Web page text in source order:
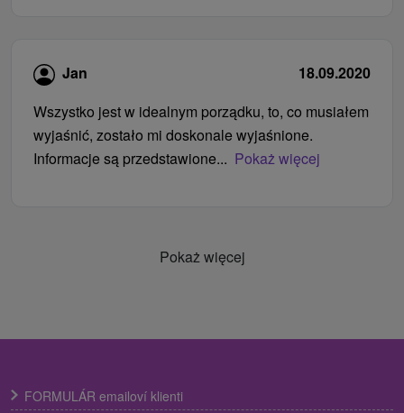
Jan
18.09.2020
Wszystko jest w idealnym porządku, to, co musiałem
wyjaśnić, zostało mi doskonale wyjaśnione.
Informacje są przedstawione... Pokaż więcej
Pokaż więcej
FORMULÁR emailoví klienti